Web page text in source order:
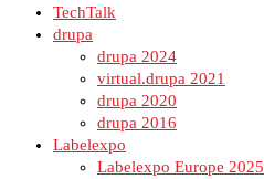
TechTalk
drupa
drupa 2024
virtual.drupa 2021
drupa 2020
drupa 2016
Labelexpo
Labelexpo Europe 2025